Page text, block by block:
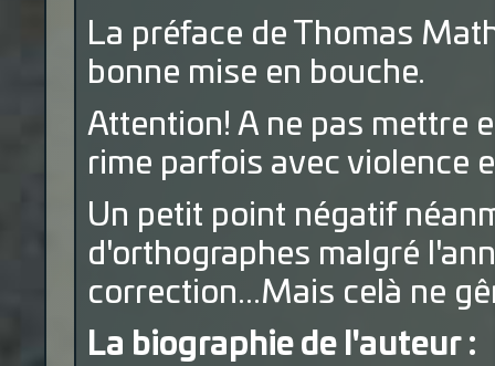
La préface de Thomas
bonne mise en bouche.
Attention! A ne pas mettre
rime parfois avec violence
Un petit point négatif
d'orthographes malgré
correction...Mais celà ne
La biographie de l'auteur :